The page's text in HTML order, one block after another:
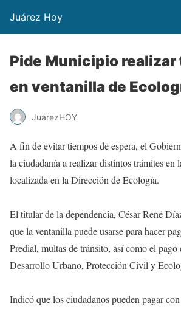
Juárez Hoy
Pide Municipio
en ventanilla de
JuárezHOY
A fin de evitar tiempos de espera, el
la ciudadanía a realizar distintos trámites en
localizada en la Dirección de Ecología.
El titular de la dependencia, César René
que la ventanilla puede usarse para hacer
Predial, multas de tránsito, así como el pago
Desarrollo Urbano, Protección Civil y
Indicó que los ciudadanos pueden pagar